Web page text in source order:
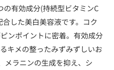
の有効成分(持続型ビタミンC
した美白美容液です。コク
ンポイントに密着。有効成分
キメの整ったみずみずしいお
ラニンの生成を抑え、シ